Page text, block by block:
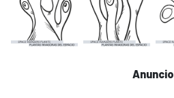
Anuncio